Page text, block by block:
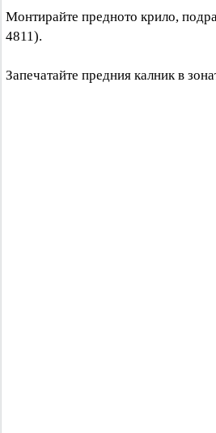
Монтирайте предното крило,
4811).
Запечатайте предния калник в